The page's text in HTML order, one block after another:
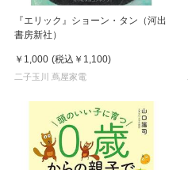
『エリック』ショーン・タン（河出
書房新社）
￥1,000 (税込 ￥1,100)
二子玉川 蔦屋家電